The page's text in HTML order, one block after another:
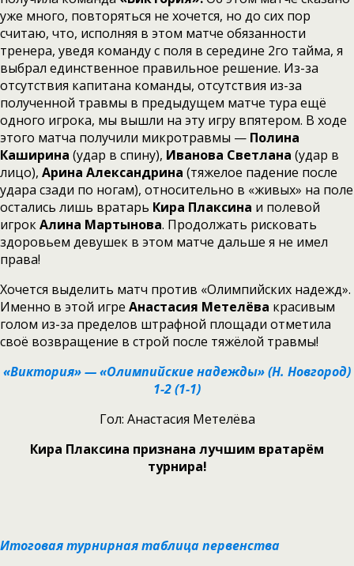
уже много, повторяться не хочется, но до сих пор
считаю, что, исполняя в этом матче обязанности
тренера, уведя команду с поля в середине 2го тайма, я
выбрал единственное правильное решение. Из-за
отсутствия капитана команды, отсутствия из-за
полученной травмы в предыдущем матче тура ещё
одного игрока, мы вышли на эту игру впятером. В ходе
этого матча получили микротравмы — Полина
Каширина (удар в спину), Иванова Светлана (удар в
лицо), Арина Александрина (тяжелое падение после
удара сзади по ногам), относительно в «живых» на поле
остались лишь вратарь Кира Плаксина и полевой
игрокАлина Мартынова. Продолжать рисковать
здоровьем девушек в этом матче дальше я не имел
права!
Хочется выделить матч против «Олимпийских надежд».
Именно в этой игре Анастасия Метелёва красивым
голом из-за пределов штрафной площади отметила
своё возвращение в строй после тяжёлой травмы!
«Виктория» — «Олимпийские надежды» (Н. Новгород)
1-2 (1-1)
Гол: Анастасия Метелёва
Кира Плаксина признана лучшим вратарём
турнира!
Итоговая турнирная таблица первенства